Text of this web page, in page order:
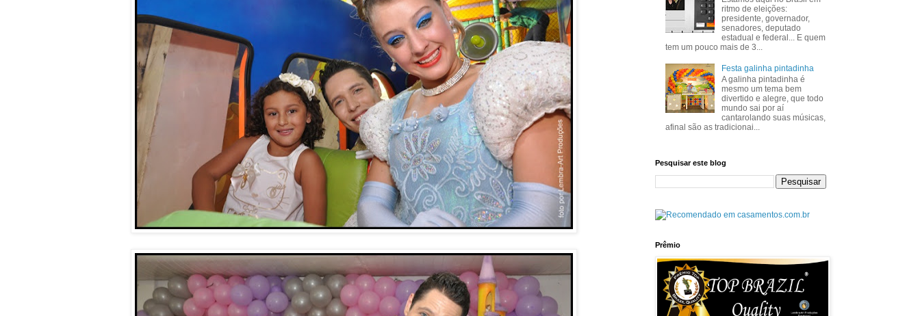
ritmo de eleições:
presidente, governador,
senadores, deputado
estadual e federal... E quem
tem um pouco mais de 3...
Festa galinha pintadinha
A galinha pintadinha é
mesmo um tema bem
divertido e alegre, que todo
mundo sai por aí
cantarolando suas músicas,
afinal são as tradicionai...
Pesquisar este blog
Prêmio